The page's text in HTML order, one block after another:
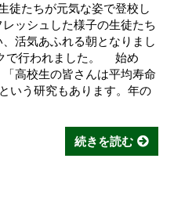
徒たちが元気な姿で登校し
ッシュした様子の生徒たち
活気あふれる朝となりまし
で行われました。 始め
高校生の皆さんは平均寿命
いう研究もあります。年の
続きを読む